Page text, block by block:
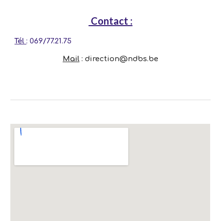
Contact :
Tél: 069/77.21.75
Mail : direction@ndbs.be